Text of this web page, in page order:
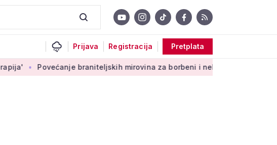
Prijava Registracija Pretplata
Povećanje braniteljskih mirovina za borbeni i neborbeni sektor od početka